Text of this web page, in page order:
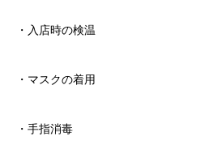
・入店時の検温
・マスクの着用
・手指消毒